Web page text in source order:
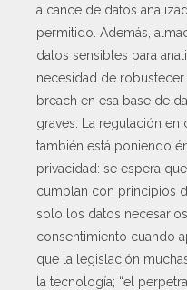
alcance de datos
permitido. Además,
datos sensibles para
necesidad de
breach en esa base de
graves. La regulación en
también está poniendo
privacidad: se espera
cumplan con principios
solo los datos
consentimiento cuando
que la legislación
la tecnología; “el